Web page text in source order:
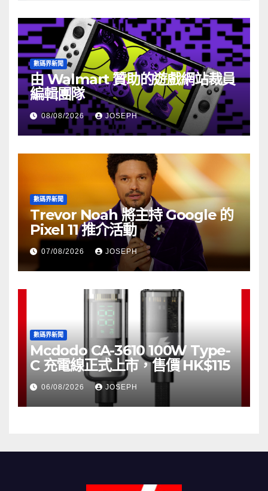
數碼界新聞
由 Walmart 贊助的遊戲網站裁員
編輯團隊
08/08/2026 JOSEPH
數碼界新聞
Trevor Noah 將主持 Google 的
Pixel 11 推介活動
07/08/2026 JOSEPH
數碼界新聞
Mcdodo CA-3610 100W Type-
C 充電線正式上市，售價 HK$115
06/08/2026 JOSEPH